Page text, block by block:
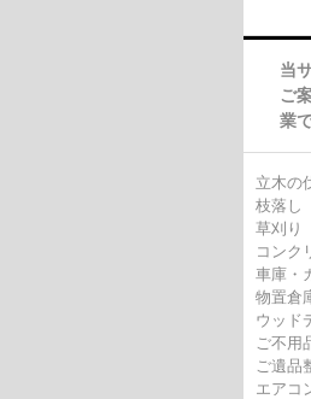
当
ご
業
立木の
枝落し
草刈り
コンク
車庫・
物置倉
ウッド
ご不用
ご遺品
エアコ